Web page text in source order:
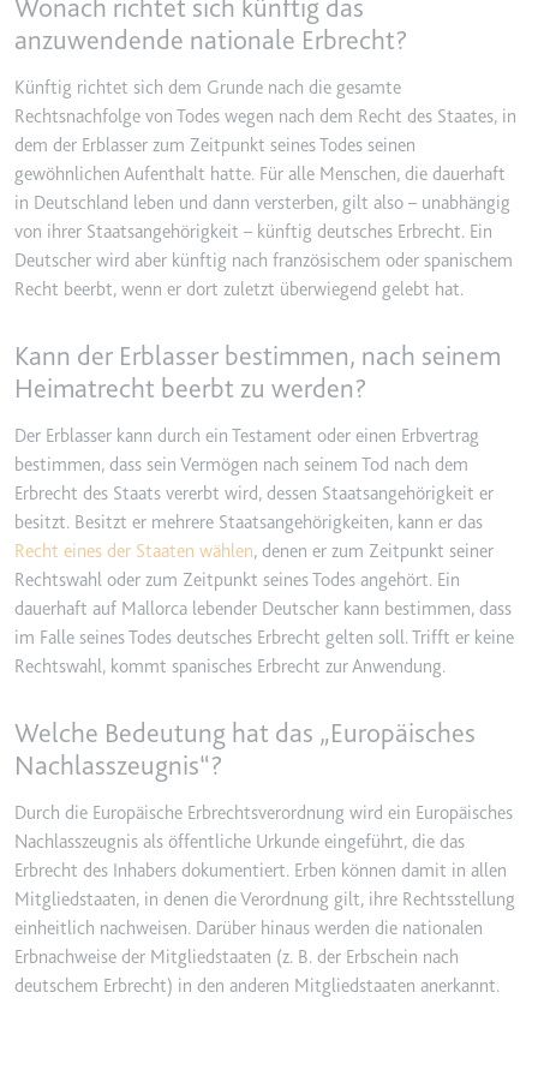
verfolgen.
Typ:
HTTP-Cookie
Anbieter:
youtube.com
Zweck:
Wird verwendet, um die
Interaktion der Nutzer mit
Ablauf:
Sitzung
LogsDatabaseV2:V#||LogsRequestsStore
Anbieter:
youtube.com
Zweck:
Wird verwendet, um die
Interaktion der Nutzer mit
eingebetteten Inhalten zu
verfolgen.
Typ:
IndexedDB
ServiceWorkerLogsDatabase#SWHealthLog
Anbieter:
youtube.com
Zweck:
Notwendig für die
Implementierung und
Funktionalität von YouTube-
Videoinhalten auf der Website.
Ablauf:
Beständig
Wonach richtet sich künftig das
anzuwendende nationale Erbrecht?
Künftig richtet sich dem Grunde nach die gesamte
Rechtsnachfolge von Todes wegen nach dem Recht des Staates, in
dem der Erblasser zum Zeitpunkt seines Todes seinen
gewöhnlichen Aufenthalt hatte. Für alle Menschen, die dauerhaft
in Deutschland leben und dann versterben, gilt also – unabhängig
von ihrer Staatsangehörigkeit – künftig deutsches Erbrecht. Ein
Deutscher wird aber künftig nach französischem oder spanischem
Recht beerbt, wenn er dort zuletzt überwiegend gelebt hat.
Kann der Erblasser bestimmen, nach seinem
Heimatrecht beerbt zu werden?
Der Erblasser kann durch ein Testament oder einen Erbvertrag
bestimmen, dass sein Vermögen nach seinem Tod nach dem
Erbrecht des Staats vererbt wird, dessen Staatsangehörigkeit er
besitzt. Besitzt er mehrere Staatsangehörigkeiten, kann er das
Recht eines der Staaten wählen, denen er zum Zeitpunkt seiner
Rechtswahl oder zum Zeitpunkt seines Todes angehört. Ein
dauerhaft auf Mallorca lebender Deutscher kann bestimmen, dass
im Falle seines Todes deutsches Erbrecht gelten soll. Trifft er keine
Rechtswahl, kommt spanisches Erbrecht zur Anwendung.
Welche Bedeutung hat das „Europäisches
Nachlasszeugnis“?
Durch die Europäische Erbrechtsverordnung wird ein Europäisches
Nachlasszeugnis als öffentliche Urkunde eingeführt, die das
Erbrecht des Inhabers dokumentiert. Erben können damit in allen
Mitgliedstaaten, in denen die Verordnung gilt, ihre Rechtsstellung
einheitlich nachweisen. Darüber hinaus werden die nationalen
Erbnachweise der Mitgliedstaaten (z. B. der Erbschein nach
deutschem Erbrecht) in den anderen Mitgliedstaaten anerkannt.